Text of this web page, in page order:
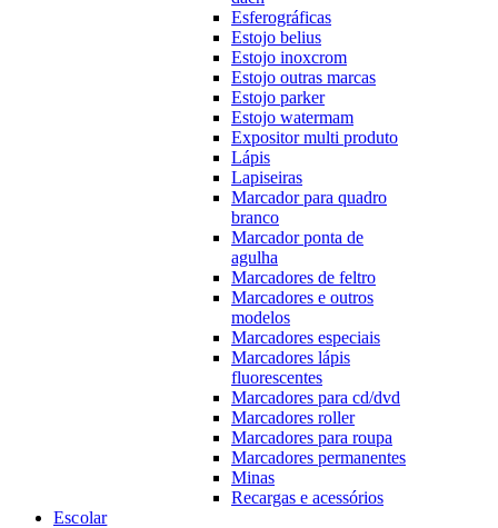
Esferográficas
Estojo belius
Estojo inoxcrom
Estojo outras marcas
Estojo parker
Estojo watermam
Expositor multi produto
Lápis
Lapiseiras
Marcador para quadro
branco
Marcador ponta de
agulha
Marcadores de feltro
Marcadores e outros
modelos
Marcadores especiais
Marcadores lápis
fluorescentes
Marcadores para cd/dvd
Marcadores roller
Marcadores para roupa
Marcadores permanentes
Minas
Recargas e acessórios
Escolar